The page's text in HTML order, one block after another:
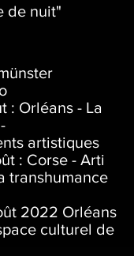
de nuit"
: Orléans - La
artistiques
: Corse - Arti
transhumance
2022 Orléans
culturel de